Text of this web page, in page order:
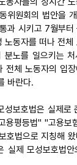
위원회의 법안을
과 시키고 7월부터
동자를 떠나 전체
노를 일으키는 처
전체 노동자의 입
바란다.
성보호법은 실제로
용평등법" "고용보
호법으로 지칭해
실제 모성보호법